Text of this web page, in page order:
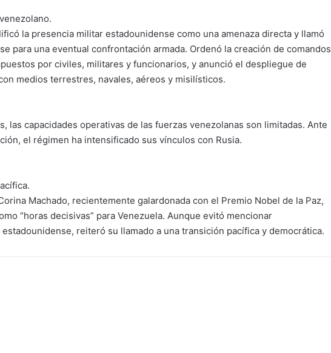
la presencia militar estadounidense como una amenaza directa y llamó
para una eventual confrontación armada. Ordenó la creación de comandos
por civiles, militares y funcionarios, y anunció el despliegue de
medios terrestres, navales, aéreos y misilísticos.
las capacidades operativas de las fuerzas venezolanas son limitadas. Ante
el régimen ha intensificado sus vínculos con Rusia.
Machado, recientemente galardonada con el Premio Nobel de la Paz,
“horas decisivas” para Venezuela. Aunque evitó mencionar
reiteró su llamado a una transición pacífica y democrática.